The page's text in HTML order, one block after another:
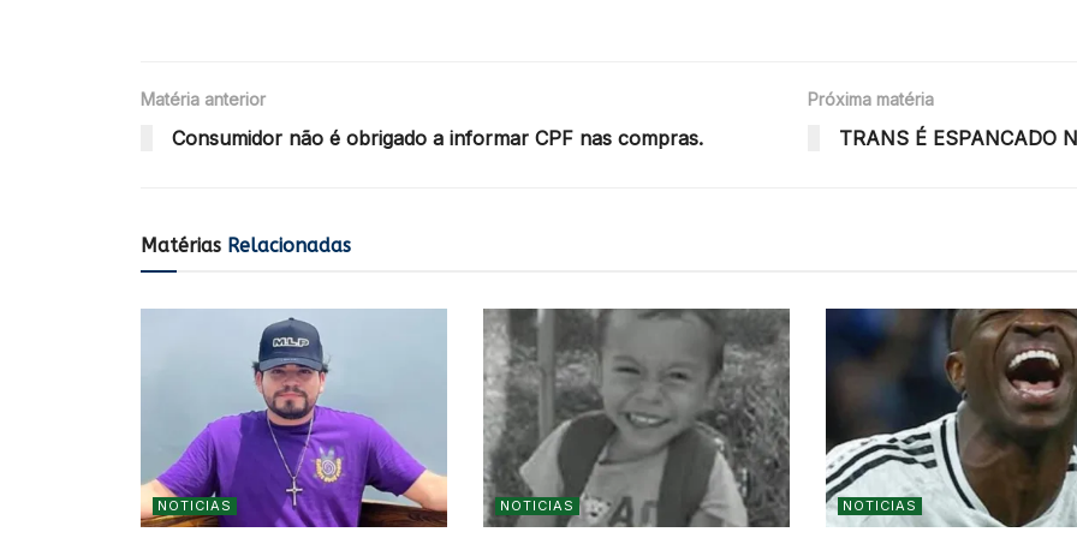
Matéria anterior
Consumidor não é obrigado a informar CPF nas compras.
Próxima matéria
TRANS É ESPANCADO
Matérias Relacionadas
NOTICIAS NOTICIAS NOTICIAS